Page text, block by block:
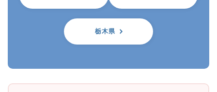
栃木県